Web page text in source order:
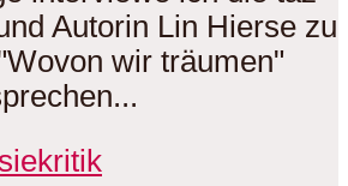
Autorin Lin Hierse zu
wir träumen"